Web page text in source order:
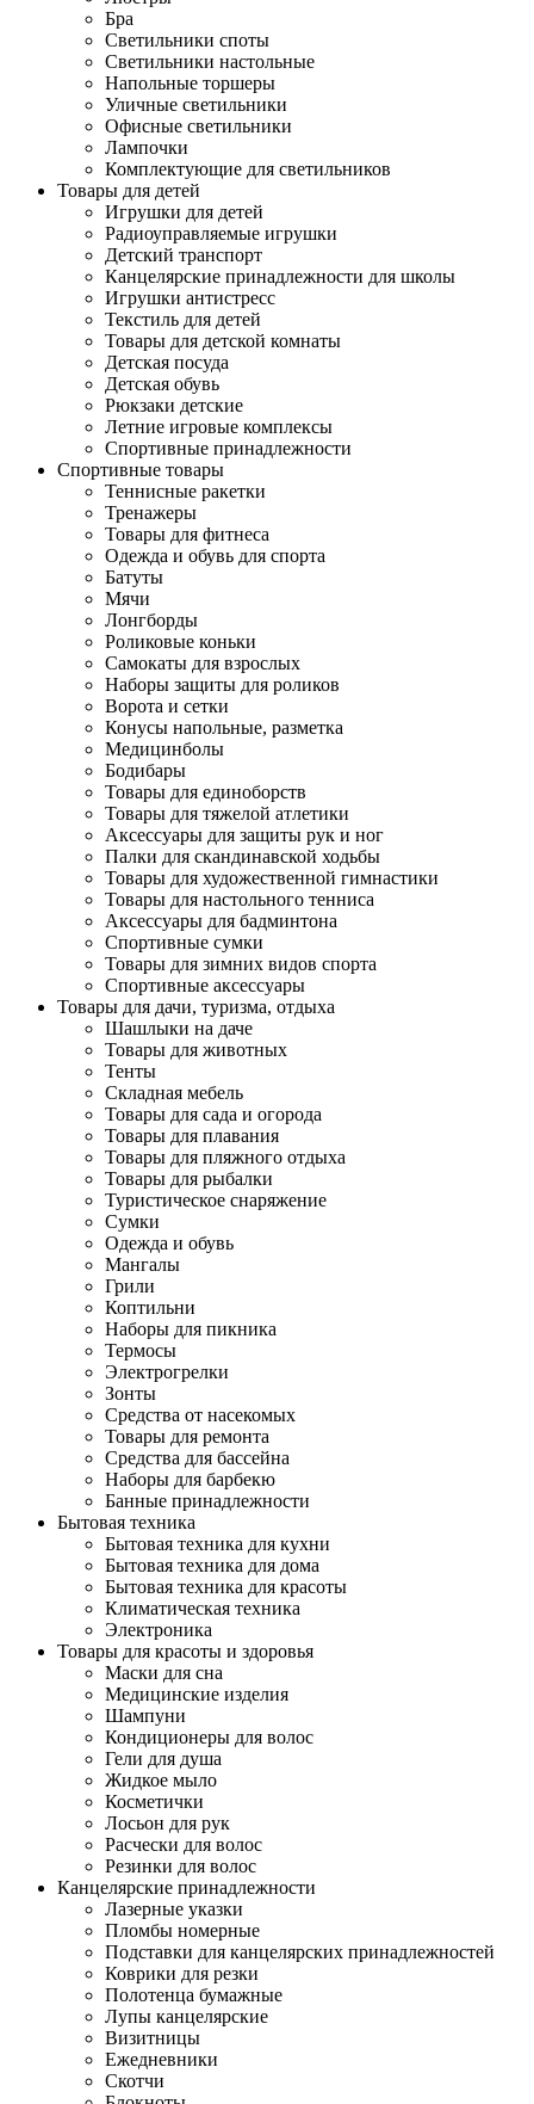
Бра
Светильники споты
Светильники настольные
Напольные торшеры
Уличные светильники
Офисные светильники
Лампочки
Комплектующие для светильников
Товары для детей
Игрушки для детей
Радиоуправляемые игрушки
Детский транспорт
Канцелярские принадлежности для школы
Игрушки антистресс
Текстиль для детей
Товары для детской комнаты
Детская посуда
Детская обувь
Рюкзаки детские
Летние игровые комплексы
Спортивные принадлежности
Спортивные товары
Теннисные ракетки
Тренажеры
Товары для фитнеса
Одежда и обувь для спорта
Батуты
Мячи
Лонгборды
Роликовые коньки
Самокаты для взрослых
Наборы защиты для роликов
Ворота и сетки
Конусы напольные, разметка
Медицинболы
Бодибары
Товары для единоборств
Товары для тяжелой атлетики
Аксессуары для защиты рук и ног
Палки для скандинавской ходьбы
Товары для художественной гимнастики
Товары для настольного тенниса
Аксессуары для бадминтона
Спортивные сумки
Товары для зимних видов спорта
Спортивные аксессуары
Товары для дачи, туризма, отдыха
Шашлыки на даче
Товары для животных
Тенты
Складная мебель
Товары для сада и огорода
Товары для плавания
Товары для пляжного отдыха
Товары для рыбалки
Туристическое снаряжение
Сумки
Одежда и обувь
Мангалы
Грили
Коптильни
Наборы для пикника
Термосы
Электрогрелки
Зонты
Средства от насекомых
Товары для ремонта
Средства для бассейна
Наборы для барбекю
Банные принадлежности
Бытовая техника
Бытовая техника для кухни
Бытовая техника для дома
Бытовая техника для красоты
Климатическая техника
Электроника
Товары для красоты и здоровья
Маски для сна
Медицинские изделия
Шампуни
Кондиционеры для волос
Гели для душа
Жидкое мыло
Косметички
Лосьон для рук
Расчески для волос
Резинки для волос
Канцелярские принадлежности
Лазерные указки
Пломбы номерные
Подставки для канцелярских принадлежностей
Коврики для резки
Полотенца бумажные
Лупы канцелярские
Визитницы
Ежедневники
Скотчи